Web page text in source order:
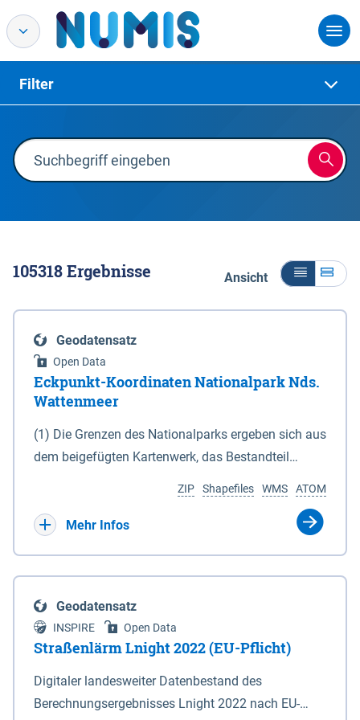
Filter
105318Ergebnisse Ansicht
Geodatensatz
Open Data
Eckpunkt-Koordinaten Nationalpark Nds.
Wattenmeer
(1) Die Grenzen des Nationalparks ergeben sich aus
dem beigefügten Kartenwerk, das Bestandteil
(DTK) im Maßstab 1 : 100 000 (Anlage 2), 2.
verkleinerte Amtliche Karte 1 : 5 000 (AK5) im
projizierte Koordinaten im Europäischen
Terrestrischen Referenzsystem 1989 (ETRS 89) mit
der Universalen Transversalen Mercator-Abbildung
bezogen auf die Zone 32 N (UTM 32N) dargestellt
(Anlage 4); Gleiches gilt für die geografischen
ATOM
WMS
Shapefiles
ZIP
Mehr Infos
Geodatensatz
INSPIRE Open Data
Straßenlärm Lnight 2022 (EU-Pflicht)
Digitaler landesweiter Datenbestand des
Berechnungsergebnisses Lnight 2022 nach EU-